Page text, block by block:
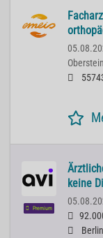
Oberstein
Premium
keine
Berlin